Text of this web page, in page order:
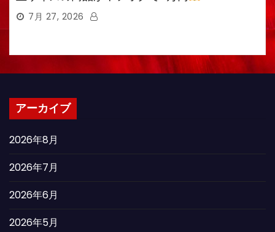
7月 27, 2026
アーカイブ
2026年8月
2026年7月
2026年6月
2026年5月